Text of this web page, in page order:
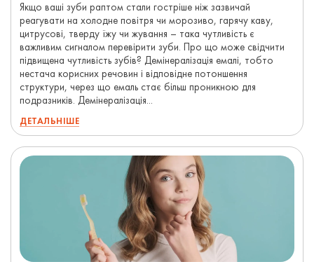
Якщо ваші зуби раптом стали гостріше ніж зазвичай
реагувати на холодне повітря чи морозиво, гарячу каву,
цитрусові, тверду їжу чи жування – така чутливість є
важливим сигналом перевірити зуби. Про що може свідчити
підвищена чутливість зубів? Демінералізація емалі, тобто
нестача корисних речовин і відповідне потоншення
структури, через що емаль стає більш проникною для
подразників. Демінералізація...
ДЕТАЛЬНІШЕ